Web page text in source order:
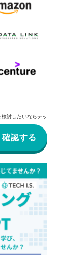
討したいならテッ
認する